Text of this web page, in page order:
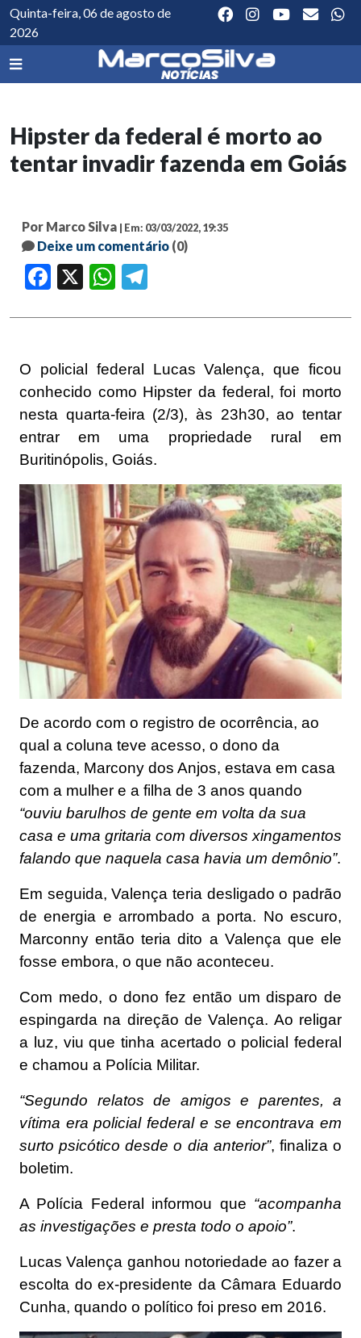
Quinta-feira, 06 de agosto de
2026
Hipster da federal é morto ao
tentar invadir fazenda em Goiás
Por Marco Silva | Em: 03/03/2022, 19:35
Deixe um comentário (0)
Facebook WhatsApp
O policial federal Lucas Valença, que ficou
conhecido como Hipster da federal, foi morto
nesta quarta-feira (2/3), às 23h30, ao tentar
entrar em uma propriedade rural em
Buritinópolis, Goiás.
De acordo com o registro de ocorrência, ao
qual a coluna teve acesso, o dono da
fazenda, Marcony dos Anjos, estava em casa
com a mulher e a filha de 3 anos quando
“ouviu barulhos de gente em volta da sua
casa e uma gritaria com diversos xingamentos
falando que naquela casa havia um demônio”.
Em seguida, Valença teria desligado o padrão
de energia e arrombado a porta. No escuro,
Marconny então teria dito a Valença que ele
fosse embora, o que não aconteceu.
Com medo, o dono fez então um disparo de
espingarda na direção de Valença. Ao religar
a luz, viu que tinha acertado o policial federal
e chamou a Polícia Militar.
“Segundo relatos de amigos e parentes, a
vítima era policial federal e se encontrava em
surto psicótico desde o dia anterior”, finaliza o
boletim.
A Polícia Federal informou que “acompanha
as investigações e presta todo o apoio”.
Lucas Valença ganhou notoriedade ao fazer a
escolta do ex-presidente da Câmara Eduardo
Cunha, quando o político foi preso em 2016.